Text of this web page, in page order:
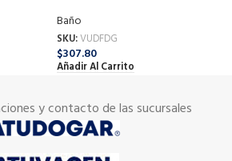
Baño
SKU:VUDFDG
$307.80
Añadir Al Carrito
y contacto de las sucursales